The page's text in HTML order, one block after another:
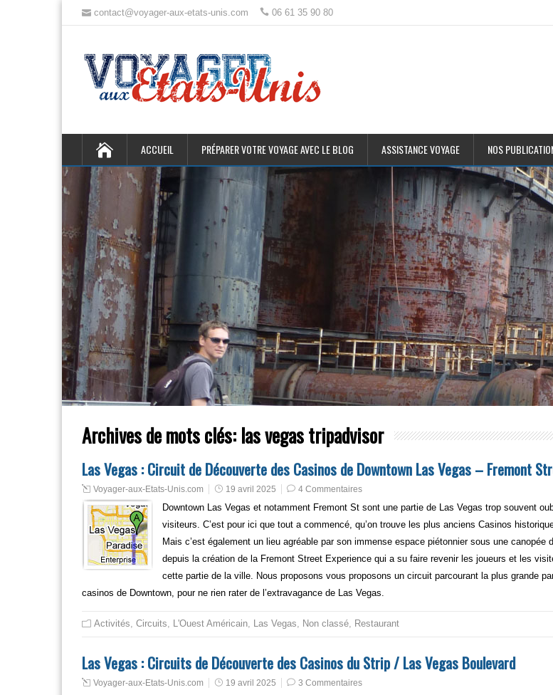
contact@voyager-aux-etats-unis.com 06 61 35 90 80
ACCUEIL PRÉPARER VOTRE VOYAGE AVEC LE BLOG ASSISTANCE VOYAGE NOS
Archives de mots clés: las vegas tripadvisor
Las Vegas : Circuit de Découverte des Casinos de Downtown Las Vegas – Fremont
Voyager-aux-Etats-Unis.com 19 avril 2025 4 Commentaires
Downtown Las Vegas et notamment Fremont St sont une partie de Las Vegas trop souvent
visiteurs. C’est pour ici que tout a commencé, qu’on trouve les plus anciens Casinos
Mais c’est également un lieu agréable par son immense espace piétonnier sous une canopée
depuis la création de la Fremont Street Experience qui a su faire revenir les joueurs et les
cette partie de la ville. Nous proposons vous proposons un circuit parcourant la plus grande
casinos de Downtown, pour ne rien rater de l’extravagance de Las Vegas.
Activités, Circuits, L'Ouest Américain, Las Vegas, Non classé, Restaurant
Las Vegas : Circuits de Découverte des Casinos du Strip / Las Vegas Boulevard
Voyager-aux-Etats-Unis.com 19 avril 2025 3 Commentaires